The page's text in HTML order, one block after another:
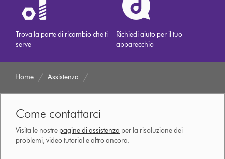
Trova la parte di ricambio che ti
serve
Richiedi aiuto per il tuo
apparecchio
Home Assistenza
Come contattarci
Visita le nostre pagine di assistenza per la risoluzione dei
problemi, video tutorial e altro ancora.